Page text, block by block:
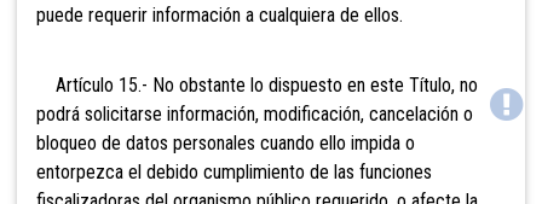
puede requerir información a cualquiera de ellos.
Artículo 15.- No obstante lo dispuesto en este Título, no
podrá solicitarse información, modificación, cancelación o
bloqueo de datos personales cuando ello impida o
entorpezca el debido cumplimiento de las funciones